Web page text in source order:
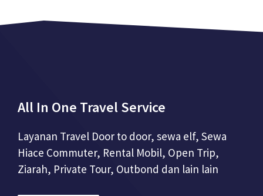
All In One Travel Service
Layanan Travel Door to door, sewa elf, Sewa
Hiace Commuter, Rental Mobil, Open Trip,
Ziarah, Private Tour, Outbond dan lain lain